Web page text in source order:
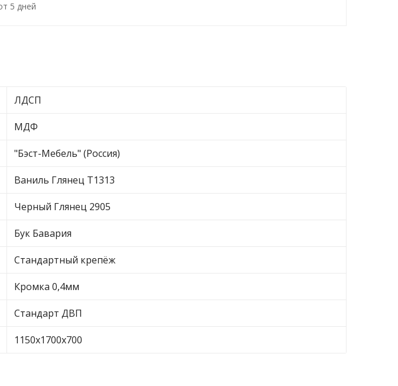
5 дней
ЛДСП
МДФ
"Бэст-Мебель" (Россия)
Ваниль Глянец Т1313
Черный Глянец 2905
Бук Бавария
Стандартный крепёж
Кромка 0,4мм
Стандарт ДВП
1150х1700х700